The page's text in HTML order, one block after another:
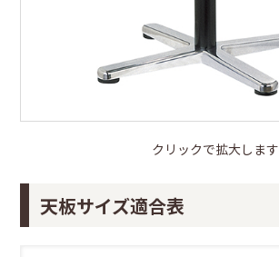
クリックで拡大します
天板サイズ適合表